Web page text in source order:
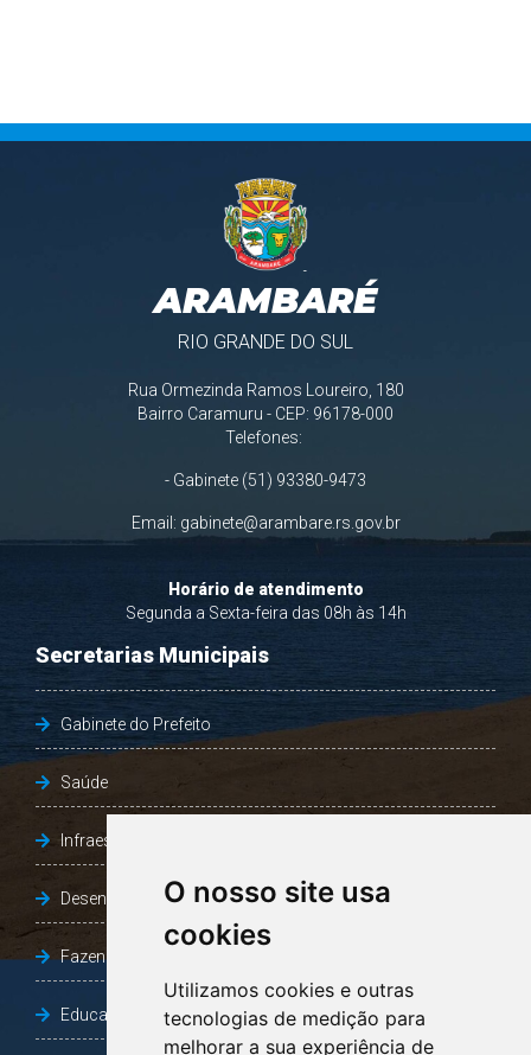
O nosso site usa
cookies
Utilizamos cookies e outras
tecnologias de medição para
melhorar a sua experiência de
ARAMBARÉ
RIO GRANDE DO SUL
Rua Ormezinda Ramos Loureiro, 180
Bairro Caramuru - CEP: 96178-000
Telefones:
- Gabinete (51) 93380-9473
Email: gabinete@arambare.rs.gov.br
Horário de atendimento
Segunda a Sexta-feira das 08h às 14h
Secretarias Municipais
Gabinete do Prefeito
Saúde
Infraestrutura, Agricultura e Meio Ambiente
Desenvolvimento Social
Fazenda e Desenvolvimento Econômico
Educação